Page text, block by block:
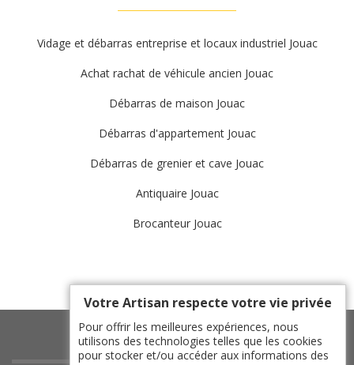
Vidage et débarras entreprise et locaux industriel Jouac
Achat rachat de véhicule ancien Jouac
Débarras de maison Jouac
Débarras d'appartement Jouac
Débarras de grenier et cave Jouac
Antiquaire Jouac
Brocanteur Jouac
Votre Artisan respecte votre vie privée
Pour offrir les meilleures expériences, nous
utilisons des technologies telles que les cookies
pour stocker et/ou accéder aux informations des